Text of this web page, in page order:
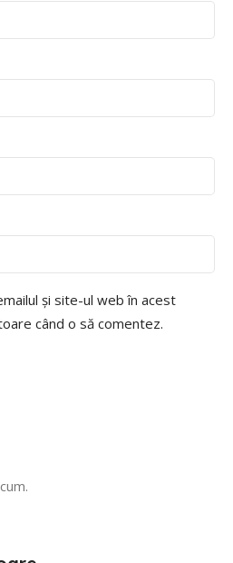
și site-ul web în acest
când o să comentez.